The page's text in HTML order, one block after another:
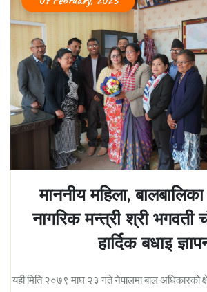
माननीय महिला,
नागरिक मन्त्री श्री भगवती
हार्दिक बधाइ
यही मिति २०७९ माघ २३ गते नेपालमा बाल अधिकारको